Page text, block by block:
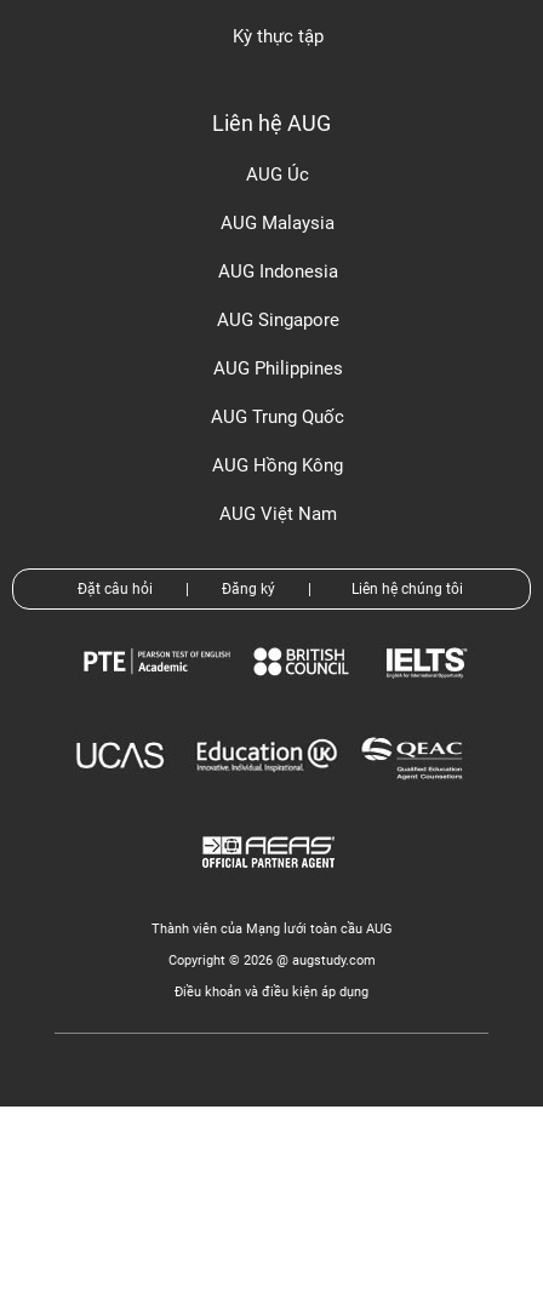
Kỳ thực tập
Liên hệ AUG
AUG Úc
AUG Malaysia
AUG Indonesia
AUG Singapore
AUG Philippines
AUG Trung Quốc
AUG Hồng Kông
AUG Việt Nam
Đặt câu hỏi Đăng ký Liên hệ chúng tôi
Thành viên của Mạng lưới toàn cầu AUG
Copyright © 2026 @ augstudy.com
Điều khoản và điều kiện áp dụng